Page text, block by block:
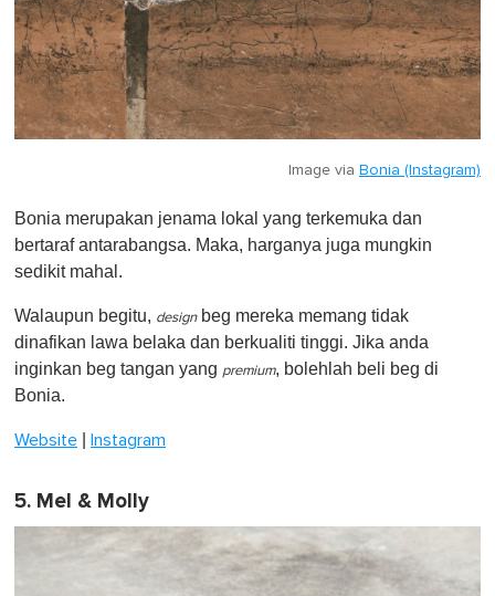
Image via Bonia (Instagram)
Bonia merupakan jenama lokal yang terkemuka dan
bertaraf antarabangsa. Maka, harganya juga mungkin
sedikit mahal.
Walaupun begitu, designbeg mereka memang tidak
dinafikan lawa belaka dan berkualiti tinggi. Jika anda
inginkan beg tangan yang premium, bolehlah beli beg di
Bonia.
Website Instagram
5. Mel & Molly